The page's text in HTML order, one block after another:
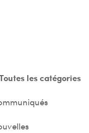
les catégories